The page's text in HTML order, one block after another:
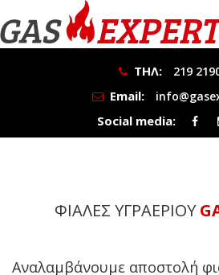
ΤΗΛ: 219
Email:
Social media:
ΦΙΑΛΕΣ ΥΓΡΑΕΡΙΟΥ
Αναλαμβάνουμε αποστολή